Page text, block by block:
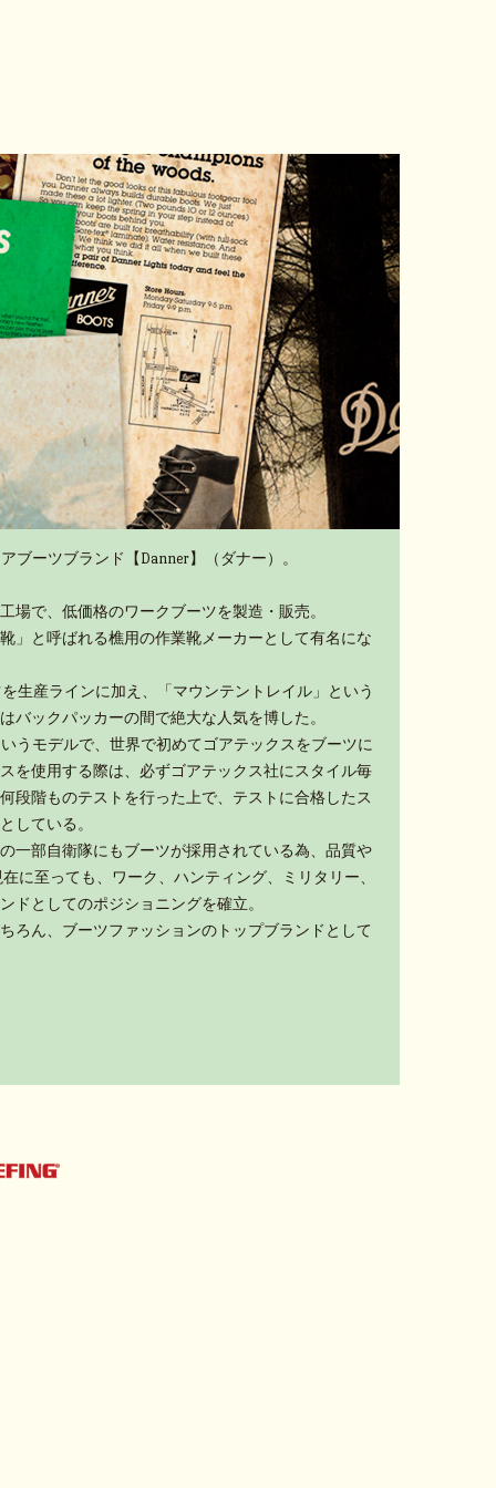
ブーツブランド【Danner】（ダナー）。
場で、低価格のワークブーツを製造・販売。
」と呼ばれる樵用の作業靴メーカーとして有名にな
生産ラインに加え、「マウンテントレイル」という
バックパッカーの間で絶大な人気を博した。
うモデルで、世界で初めてゴアテックスをブーツに
を使用する際は、必ずゴアテックス社にスタイル毎
段階ものテストを行った上で、テストに合格したス
している。
一部自衛隊にもブーツが採用されている為、品質や
に至っても、ワーク、ハンティング、ミリタリー、
ドとしてのポジショニングを確立。
ろん、ブーツファッションのトップブランドとして